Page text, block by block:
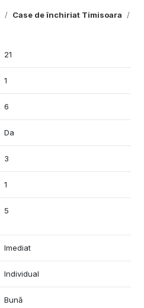
Case de închiriat Timisoara
21
1
6
Da
3
1
5
Imediat
Individual
Bună